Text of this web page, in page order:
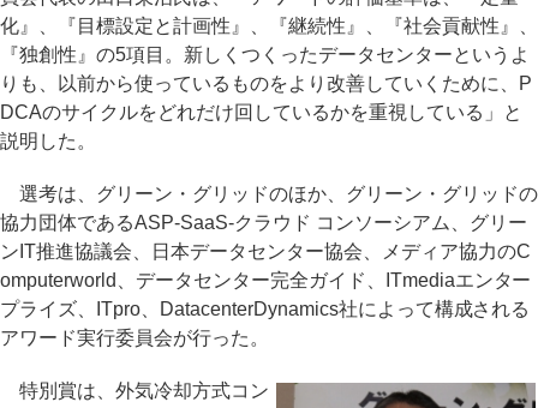
化』、『目標設定と計画性』、『継続性』、『社会貢献性』、
『独創性』の5項目。新しくつくったデータセンターというよ
りも、以前から使っているものをより改善していくために、P
DCAのサイクルをどれだけ回しているかを重視している」と
説明した。
選考は、グリーン・グリッドのほか、グリーン・グリッドの
協力団体であるASP-SaaS-クラウド コンソーシアム、グリー
ンIT推進協議会、日本データセンター協会、メディア協力のC
omputerworld、データセンター完全ガイド、ITmediaエンター
プライズ、ITpro、DatacenterDynamics社によって構成される
アワード実行委員会が行った。
特別賞は、外気冷却方式コン